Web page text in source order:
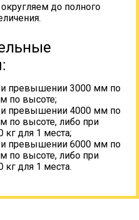
до полного
превышении 3000 мм по
по высоте;
превышении 4000 мм по
по высоте, либо при
для 1 места;
превышении 6000 мм по
по высоте, либо при
для 1 места.